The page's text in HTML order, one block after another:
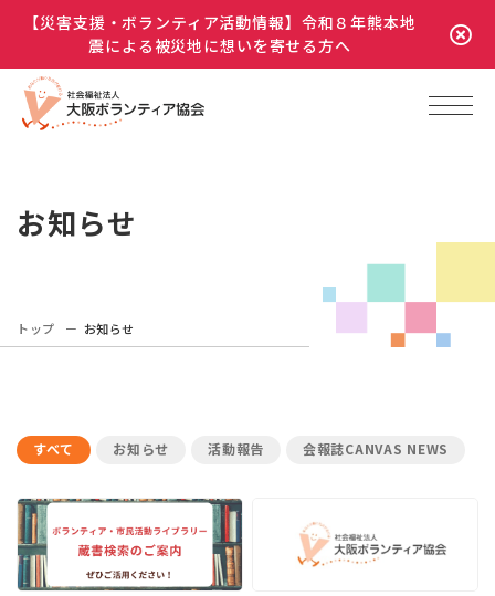
【災害支援・ボランティア活動情報】令和８年熊本地
震による被災地に想いを寄せる方へ
お知らせ
トップ お知らせ
すべて お知らせ 活動報告 会報誌CANVAS NEWS